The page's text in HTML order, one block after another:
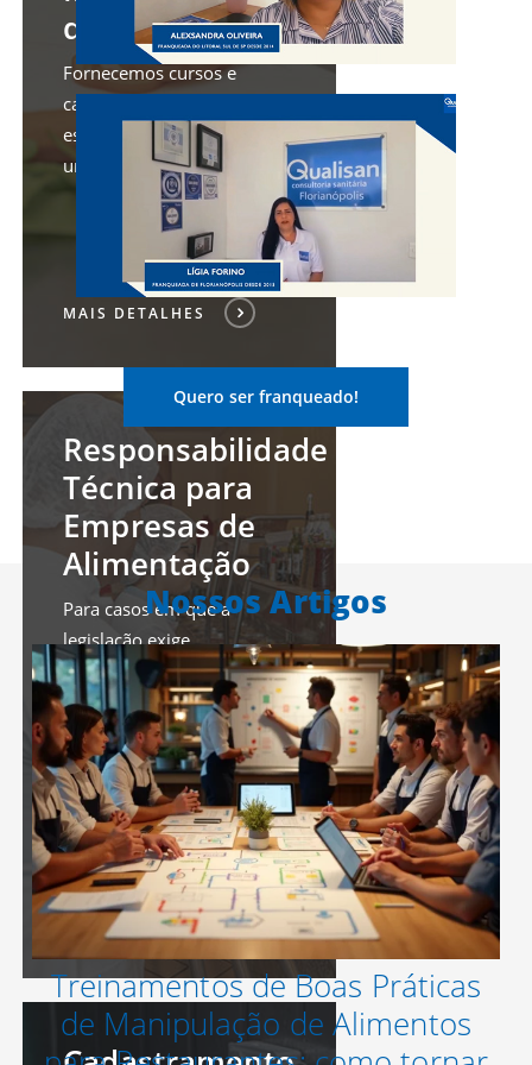
de Alimentos
Fornecemos cursos e
capacitações in loco, nos
estabelecimentos ou em
uma de nossas sedes.
MAIS DETALHES
Responsabilidade
Técnica para
Empresas de
Alimentação
Para casos em que a
legislação exige
responsáveis técnicos
legalmente habilitados.
MAIS DETALHES
Play Video
Quero ser franqueado!
Nossos Artigos
Treinamentos de Boas Práticas
de Manipulação de Alimentos